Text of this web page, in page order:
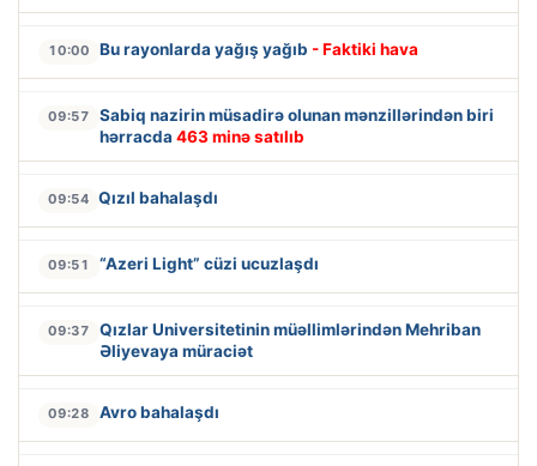
10:00 Bu rayonlarda yağış yağıb - Faktiki hava
09:57
Sabiq nazirin müsadirə olunan mənzillərindən biri
hərracda 463 minə satılıb
09:54 Qızıl bahalaşdı
09:51 “Azeri Light” cüzi ucuzlaşdı
09:37
Qızlar Universitetinin müəllimlərindən Mehriban
Əliyevaya müraciət
09:28 Avro bahalaşdı